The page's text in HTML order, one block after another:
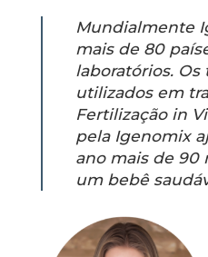
Mundialmente
mais de 80
laboratórios.
utilizados em
Fertilização in
pela Igenomix
ano mais de 90
um bebê